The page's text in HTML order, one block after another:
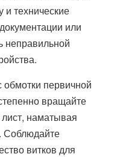
и технические
или
неправильной
обмотки первичной
вращайте
наматывая
Соблюдайте
витков для